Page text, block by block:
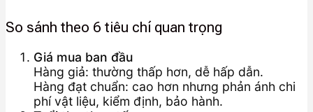
So sánh theo 6 tiêu chí quan trọng
Giá mua ban đầu
Hàng giả: thường thấp hơn, dễ hấp dẫn.
Hàng đạt chuẩn: cao hơn nhưng phản ánh chi
phí vật liệu, kiểm định, bảo hành.